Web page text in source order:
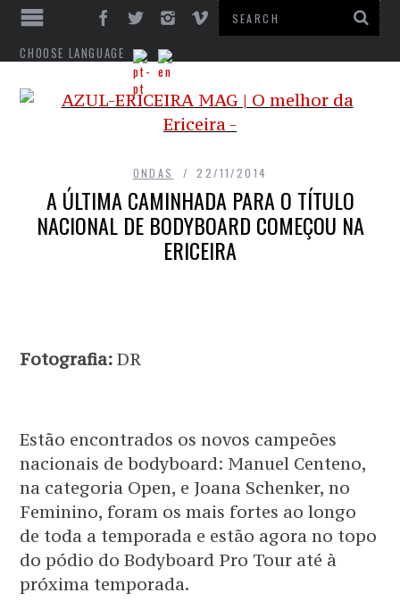
CHOOSE LANGUAGE
ONDAS 22/11/2014
A ÚLTIMA CAMINHADA PARA O TÍTULO
NACIONAL DE BODYBOARD COMEÇOU NA
ERICEIRA
Fotografia: DR
Estão encontrados os novos campeões
nacionais de bodyboard: Manuel Centeno,
na categoria Open, e Joana Schenker, no
Feminino, foram os mais fortes ao longo
de toda a temporada e estão agora no topo
do pódio do Bodyboard Pro Tour até à
próxima temporada.